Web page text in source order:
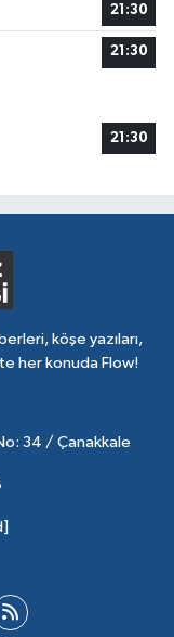
21:30
21:30
21:30
köşe yazıları,
her konuda Flow!
34 / Çanakkale